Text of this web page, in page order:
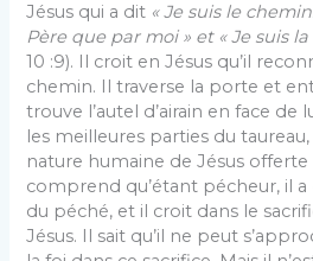
Jésus qui a dit « Je suis le
Père que par moi » et « Je suis
10 :9). Il croit en Jésus qu’il
chemin. Il traverse la porte et
trouve l’autel d’airain en face de
les meilleures parties du
nature humaine de Jésus offerte
comprend qu’étant pécheur, il a
du péché, et il croit dans le
Jésus. Il sait qu’il ne peut